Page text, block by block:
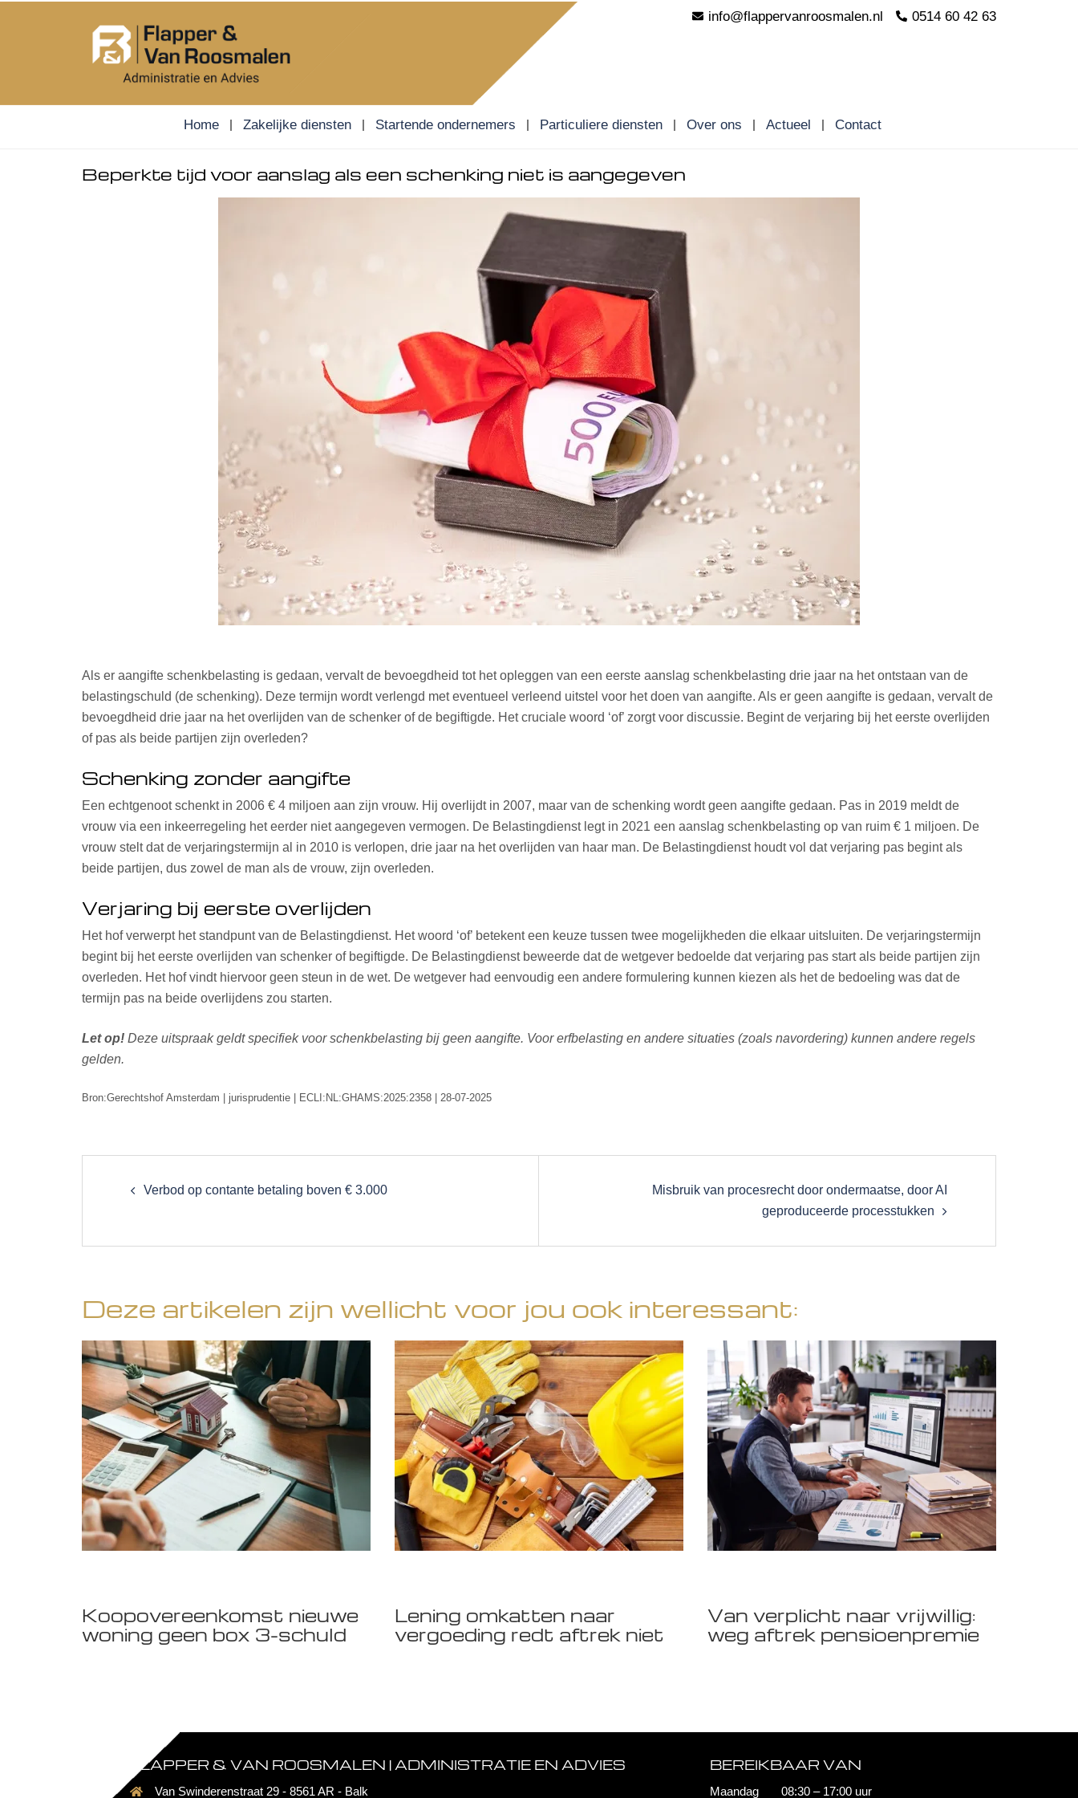
info@flappervanroosmalen.nl 0514 60 42 63
Home Zakelijke diensten Startende ondernemers Particuliere diensten Over ons Actueel Contact
Beperkte tijd voor aanslag als een schenking niet is aangegeven
Als er aangifte schenkbelasting is gedaan, vervalt de bevoegdheid tot het opleggen van een eerste aanslag schenkbelasting drie jaar na het ontstaan van de
belastingschuld (de schenking). Deze termijn wordt verlengd met eventueel verleend uitstel voor het doen van aangifte. Als er geen aangifte is gedaan, vervalt de
bevoegdheid drie jaar na het overlijden van de schenker of de begiftigde. Het cruciale woord ‘of’ zorgt voor discussie. Begint de verjaring bij het eerste overlijden
of pas als beide partijen zijn overleden?
Schenking zonder aangifte
Een echtgenoot schenkt in 2006 € 4 miljoen aan zijn vrouw. Hij overlijdt in 2007, maar van de schenking wordt geen aangifte gedaan. Pas in 2019 meldt de
vrouw via een inkeerregeling het eerder niet aangegeven vermogen. De Belastingdienst legt in 2021 een aanslag schenkbelasting op van ruim € 1 miljoen. De
vrouw stelt dat de verjaringstermijn al in 2010 is verlopen, drie jaar na het overlijden van haar man. De Belastingdienst houdt vol dat verjaring pas begint als
beide partijen, dus zowel de man als de vrouw, zijn overleden.
Verjaring bij eerste overlijden
Het hof verwerpt het standpunt van de Belastingdienst. Het woord ‘of’ betekent een keuze tussen twee mogelijkheden die elkaar uitsluiten. De verjaringstermijn
begint bij het eerste overlijden van schenker of begiftigde. De Belastingdienst beweerde dat de wetgever bedoelde dat verjaring pas start als beide partijen zijn
overleden. Het hof vindt hiervoor geen steun in de wet. De wetgever had eenvoudig een andere formulering kunnen kiezen als het de bedoeling was dat de
termijn pas na beide overlijdens zou starten.
Let op! Deze uitspraak geldt specifiek voor schenkbelasting bij geen aangifte. Voor erfbelasting en andere situaties (zoals navordering) kunnen andere regels
gelden.
Bron:Gerechtshof Amsterdam | jurisprudentie | ECLI:NL:GHAMS:2025:2358 | 28-07-2025
navigation
Verbod op contante betaling boven € 3.000
Misbruik van procesrecht door ondermaatse, door AI
geproduceerde processtukken
Deze artikelen zijn wellicht voor jou ook interessant:
Koopovereenkomst nieuwe
woning geen box 3-schuld
Lening omkatten naar
vergoeding redt aftrek niet
Van verplicht naar vrijwillig:
weg aftrek pensioenpremie
FLAPPER & VAN ROOSMALEN | ADMINISTRATIE EN ADVIES
Van Swinderenstraat 29 - 8561 AR - Balk
BEREIKBAAR VAN
Maandag 08:30 – 17:00 uur